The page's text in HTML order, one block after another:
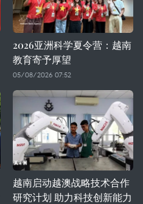
2026亚洲科学夏令营：越南
教育寄予厚望
05/08/2026 07:52
越南启动越澳战略技术合作
研究计划 助力科技创新能力